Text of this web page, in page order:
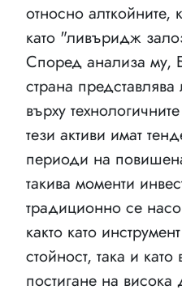
относно алткойните,
като "ливъридж
Според анализа му,
страна
върху
тези активи имат
периоди на
такива моменти
традиционно се
както като
стойност, така и
постигане на висока